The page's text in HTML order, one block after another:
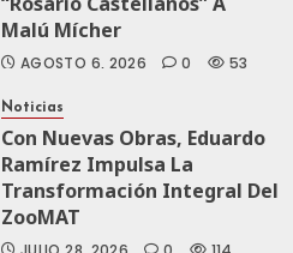
Malú Mícher
AGOSTO 6, 2026 0 53
Noticias
Con Nuevas Obras, Eduardo
Ramírez Impulsa La
Transformación Integral Del
ZooMAT